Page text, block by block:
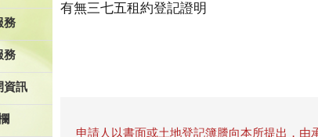
務
務
資訊
有無三七五租約登記證明
申請人以書面或土地登記簿謄向本所提出，